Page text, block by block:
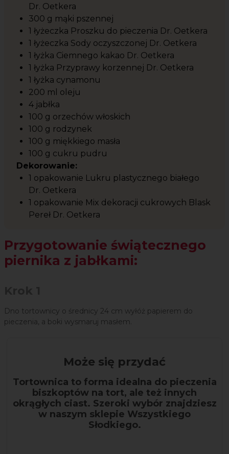
Dr. Oetkera
300 g mąki pszennej
1 łyżeczka Proszku do pieczenia Dr. Oetkera
1 łyżeczka Sody oczyszczonej Dr. Oetkera
1 łyżka Ciemnego kakao Dr. Oetkera
1 łyżka Przyprawy korzennej Dr. Oetkera
1 łyżka cynamonu
200 ml oleju
4 jabłka
100 g orzechów włoskich
100 g rodzynek
100 g miękkiego masła
100 g cukru pudru
Dekorowanie:
1 opakowanie Lukru plastycznego białego
Dr. Oetkera
1 opakowanie Mix dekoracji cukrowych Blask
Pereł Dr. Oetkera
Przygotowanie świątecznego
piernika z jabłkami:
Dno tortownicy o średnicy 24 cm wyłóż papierem do
pieczenia, a boki wysmaruj masłem.
Może się przydać
Tortownica to forma idealna do pieczenia
biszkoptów na tort, ale też innych
okrągłych ciast. Szeroki wybór znajdziesz
w naszym sklepie Wszystkiego
Słodkiego.